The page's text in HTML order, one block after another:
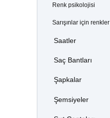
Renk psikolojisi
Sarışınlar için renkler
Saatler
Saç Bantları
Şapkalar
Şemsiyeler